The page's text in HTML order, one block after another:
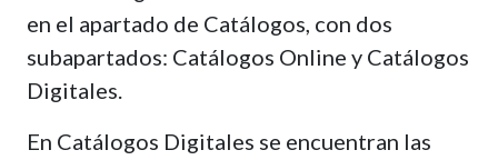
en el apartado de Catálogos, con dos
subapartados: Catálogos Online y Catálogos
Digitales.
En Catálogos Digitales se encuentran las